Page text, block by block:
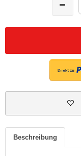
Beschreibung